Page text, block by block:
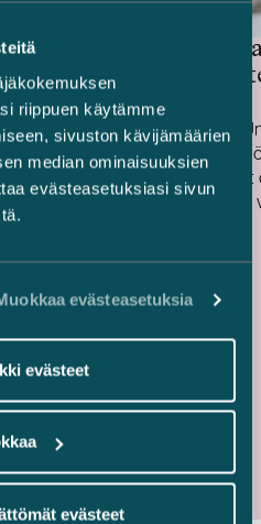
riippuen käytämme
sivuston kävijämäärien
median ominaisuuksien
evästeasetuksiasi sivun
evästeasetuksia
evästeet
evästeet
– PMK-
PMK-
kymmeniä
United
Avustimme
2021 ja 2022